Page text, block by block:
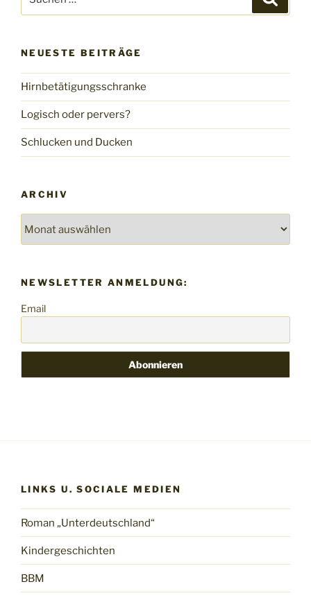
nach:
NEUESTE BEITRÄGE
Hirnbetätigungsschranke
Logisch oder pervers?
Schlucken und Ducken
ARCHIV
NEWSLETTER ANMELDUNG:
Email
LINKS U. SOCIALE MEDIEN
Roman „Unterdeutschland“
Kindergeschichten
BBM